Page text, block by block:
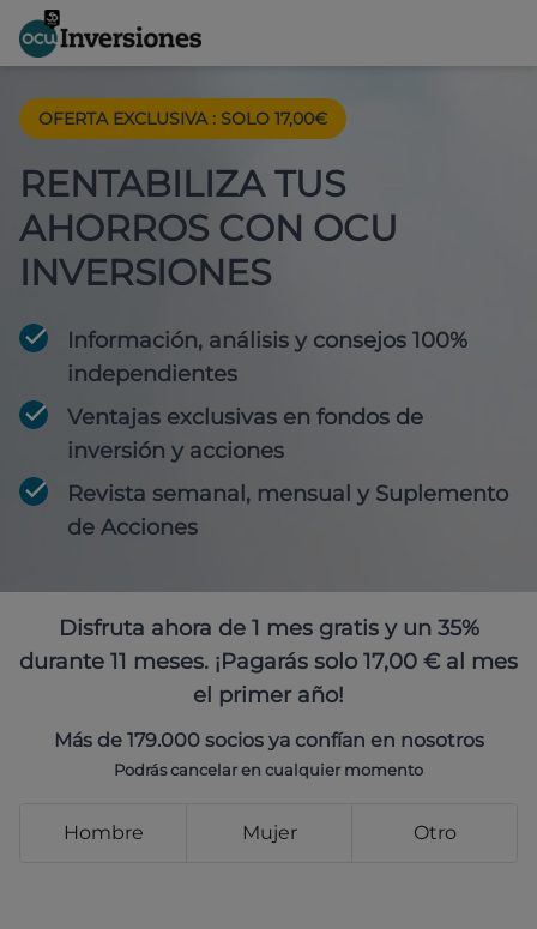
OFERTA EXCLUSIVA : SOLO 17,00€
RENTABILIZA TUS
AHORROS CON OCU
INVERSIONES
Información, análisis y consejos 100%
independientes
Ventajas exclusivas en fondos de
inversión y acciones
Revista semanal, mensual y Suplemento
de Acciones
Disfruta ahora de 1 mes gratis y un 35%
durante 11 meses. ¡Pagarás solo 17,00 € al mes
el primer año!
Más de 179.000 socios ya confían en nosotros
Podrás cancelar en cualquier momento
Hombre Mujer Otro